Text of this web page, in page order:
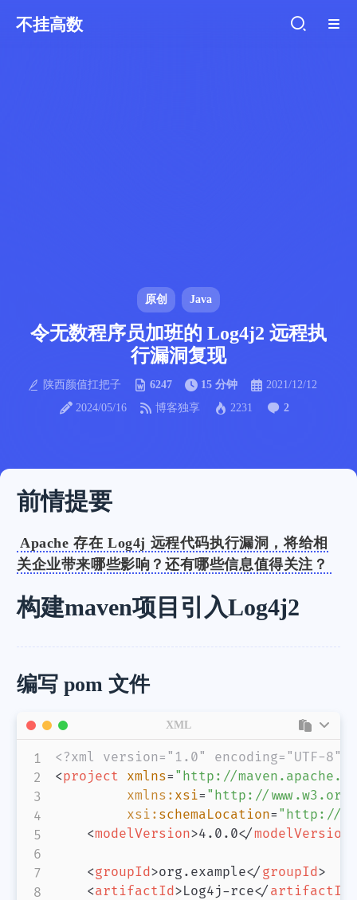
不挂高数
原创 Java
令无数程序员加班的 Log4j2 远程执
行漏洞复现
陕西颜值扛把子 6247 15 分钟
2021/12/12
2024/05/16
博客独享 2231 2
前情提要
Apache 存在 Log4j 远程代码执行漏洞，将给相
关企业带来哪些影响？还有哪些信息值得关注？
构建maven项目引入Log4j2
编写 pom 文件
<?xml version="1.0" encoding="UTF-8"?>
<project xmlns= " http://
xmlns: xsi= " http://www.w3.org/
xsi: schemaLocation= " http://
<modelVersion>4.0.0</modelVersion
<groupId>org.example</ groupId>
<artifactId>Log4j-rce</ artifactId
XML